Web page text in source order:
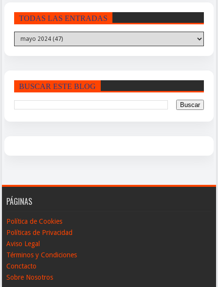
TODAS LAS ENTRADAS
BUSCAR ESTE BLOG
PÁGINAS
Política de Cookies
Políticas de Privacidad
Aviso Legal
Términos y Condiciones
Conctacto
Sobre Nosotros